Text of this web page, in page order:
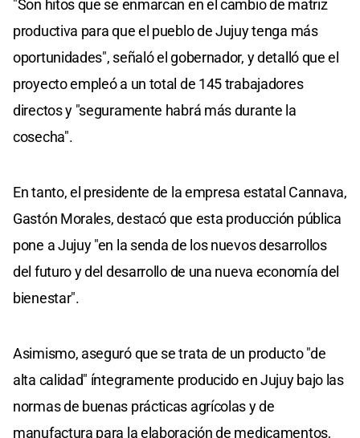
"Son hitos que se enmarcan en el cambio de matriz
productiva para que el pueblo de Jujuy tenga más
oportunidades", señaló el gobernador, y detalló que el
proyecto empleó a un total de 145 trabajadores
directos y "seguramente habrá más durante la
cosecha".
En tanto, el presidente de la empresa estatal Cannava,
Gastón Morales, destacó que esta producción pública
pone a Jujuy "en la senda de los nuevos desarrollos
del futuro y del desarrollo de una nueva economía del
bienestar".
Asimismo, aseguró que se trata de un producto "de
alta calidad" íntegramente producido en Jujuy bajo las
normas de buenas prácticas agrícolas y de
manufactura para la elaboración de medicamentos,